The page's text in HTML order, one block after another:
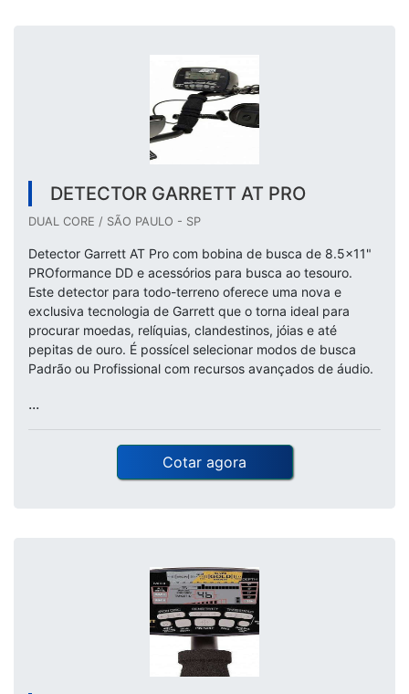
DETECTOR GARRETT AT PRO
DUAL CORE / SÃO PAULO - SP
Detector Garrett AT Pro com bobina de busca de 8.5x11"
PROformance DD e acessórios para busca ao tesouro.
Este detector para todo-terreno oferece uma nova e
exclusiva tecnologia de Garrett que o torna ideal para
procurar moedas, relíquias, clandestinos, jóias e até
pepitas de ouro. É possícel selecionar modos de busca
Padrão ou Profissional com recursos avançados de áudio.
...
Cotar agora